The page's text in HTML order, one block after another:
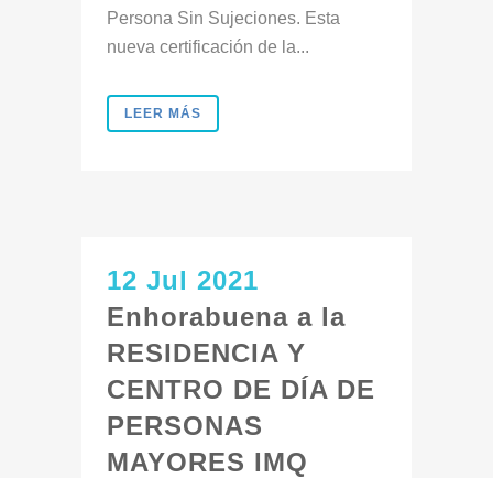
Persona Sin Sujeciones. Esta
nueva certificación de la...
LEER MÁS
12 Jul 2021
Enhorabuena a la
RESIDENCIA Y
CENTRO DE DÍA DE
PERSONAS
MAYORES IMQ